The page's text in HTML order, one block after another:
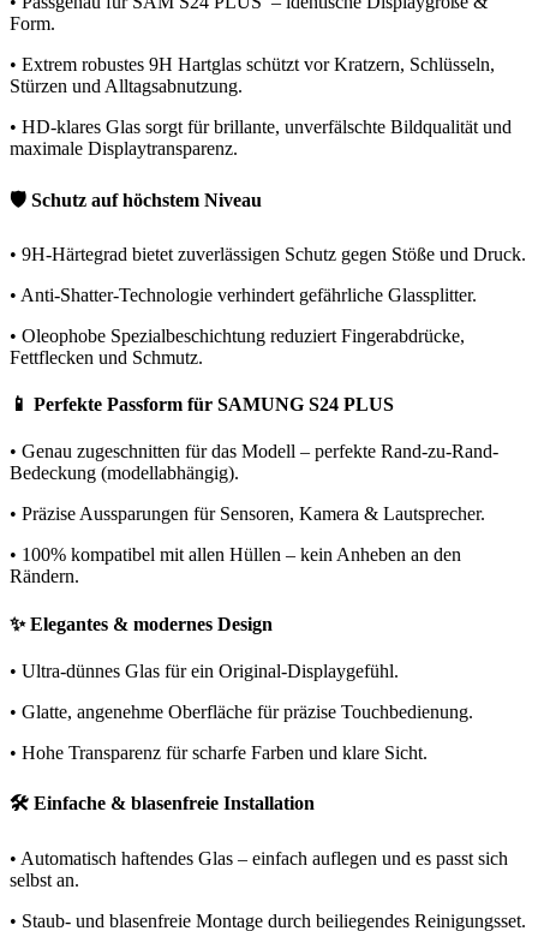
Form.
• Extrem robustes 9H Hartglas schützt vor Kratzern, Schlüsseln,
Stürzen und Alltagsabnutzung.
• HD-klares Glas sorgt für brillante, unverfälschte Bildqualität und
maximale Displaytransparenz.
🛡️ Schutz auf höchstem Niveau
• 9H-Härtegrad bietet zuverlässigen Schutz gegen Stöße und Druck.
• Anti-Shatter-Technologie verhindert gefährliche Glassplitter.
• Oleophobe Spezialbeschichtung reduziert Fingerabdrücke,
Fettflecken und Schmutz.
📱 Perfekte Passform für SAMUNG S24 PLUS
• Genau zugeschnitten für das Modell – perfekte Rand-zu-Rand-
Bedeckung (modellabhängig).
• Präzise Aussparungen für Sensoren, Kamera & Lautsprecher.
• 100% kompatibel mit allen Hüllen – kein Anheben an den
Rändern.
✨ Elegantes & modernes Design
• Ultra-dünnes Glas für ein Original-Displaygefühl.
• Glatte, angenehme Oberfläche für präzise Touchbedienung.
• Hohe Transparenz für scharfe Farben und klare Sicht.
🛠️ Einfache & blasenfreie Installation
• Automatisch haftendes Glas – einfach auflegen und es passt sich
selbst an.
• Staub- und blasenfreie Montage durch beiliegendes Reinigungsset.